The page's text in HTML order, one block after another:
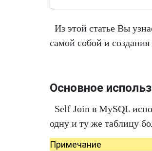
Из этой статье Вы
самой собой и
Основное
Self Join в MySQL
одну и ту же таблицу
Примечание